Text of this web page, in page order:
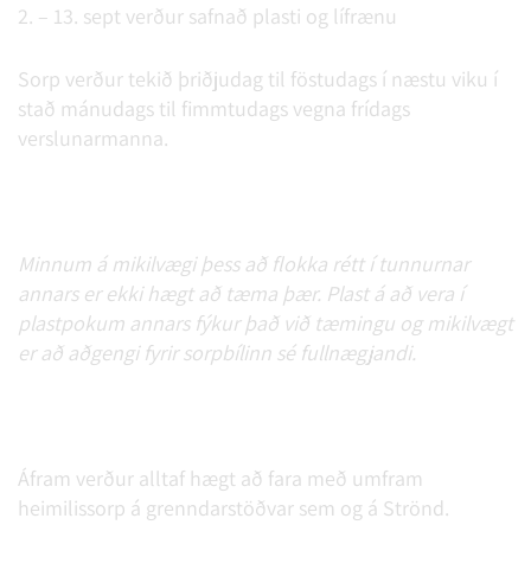
2. – 13. sept verður safnað plasti og lífrænu
Sorp verður tekið þriðjudag til föstudags í næstu viku í
stað mánudags til fimmtudags vegna frídags
verslunarmanna.
Minnum á mikilvægi þess að flokka rétt í tunnurnar
annars er ekki hægt að tæma þær. Plast á að vera í
plastpokum annars fýkur það við tæmingu og mikilvægt
er að aðgengi fyrir sorpbílinn sé fullnægjandi.
Áfram verður alltaf hægt að fara með umfram
heimilissorp á grenndarstöðvar sem og á Strönd.